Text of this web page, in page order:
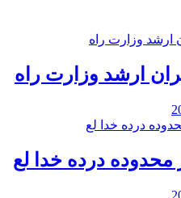
ارشد وزارت راه
درده خدا لع